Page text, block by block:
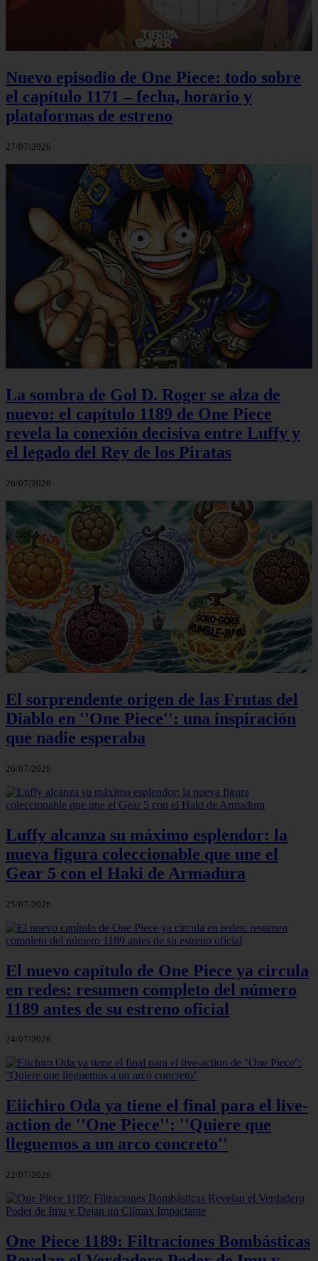
Nuevo episodio de One Piece: todo sobre
el capítulo 1171 – fecha, horario y
plataformas de estreno
27/07/2026
La sombra de Gol D. Roger se alza de
nuevo: el capítulo 1189 de One Piece
revela la conexión decisiva entre Luffy y
el legado del Rey de los Piratas
26/07/2026
El sorprendente origen de las Frutas del
Diablo en ''One Piece'': una inspiración
que nadie esperaba
26/07/2026
Luffy alcanza su máximo esplendor: la
nueva figura coleccionable que une el
Gear 5 con el Haki de Armadura
25/07/2026
El nuevo capítulo de One Piece ya circula
en redes: resumen completo del número
1189 antes de su estreno oficial
24/07/2026
Eiichiro Oda ya tiene el final para el live-
action de ''One Piece'': ''Quiere que
lleguemos a un arco concreto''
22/07/2026
One Piece 1189: Filtraciones Bombásticas